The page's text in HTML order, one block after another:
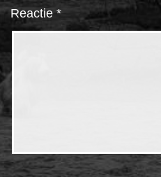
Reactie *